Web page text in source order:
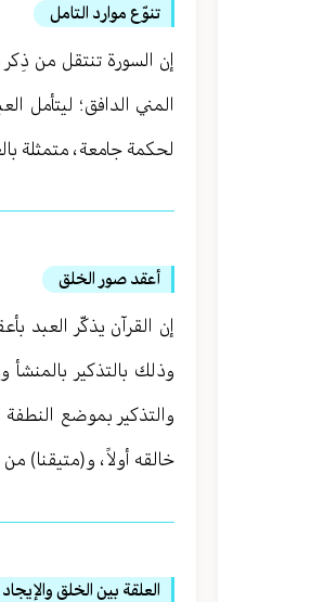
تنوّع موارد التامل
إن السورة تنتقل من
المني الدافق ؛ ليتأمل
لحكمة جامعة ، متمثلة
أعقد صور الخلق
إن القرآن يذكّر العبد
وذلك بالتذكير
والتذكير بموضع
خالقه أولاً ، و(متيقنا) من
العلقة بين الخلق والإيجاد